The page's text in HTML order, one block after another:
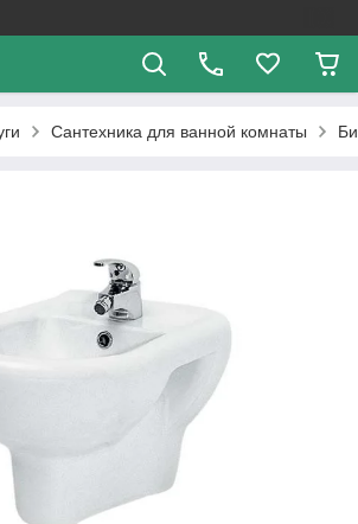
Сантехника для ванной комнаты